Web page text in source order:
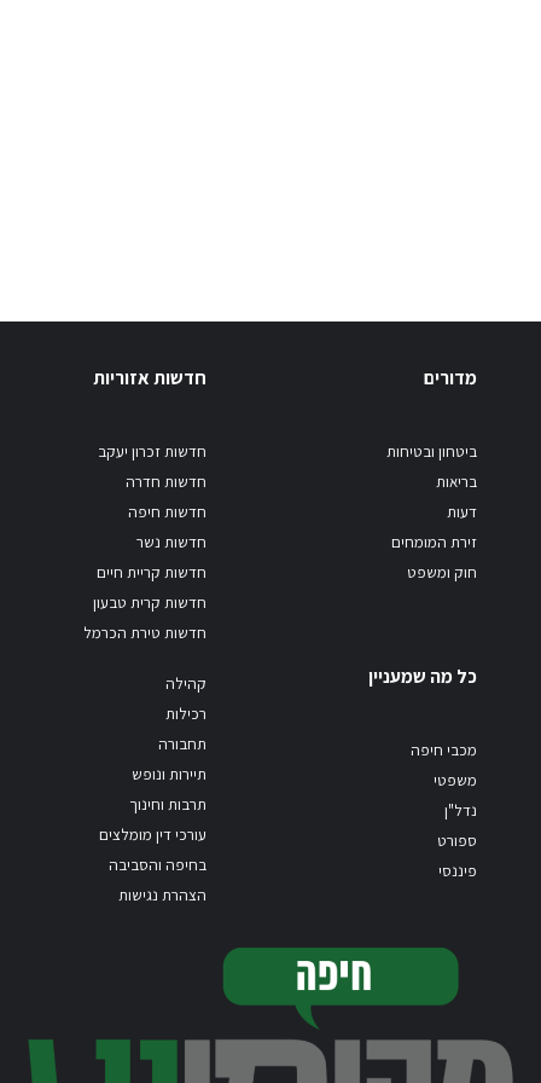
מדורים
ביטחון ובטיחות
בריאות
דעות
זירת המומחים
חוק ומשפט
חדשות אזוריות
חדשות זכרון יעקב
חדשות חדרה
חדשות חיפה
חדשות נשר
חדשות קריית חיים
חדשות קרית טבעון
חדשות טירת הכרמל
כל מה שמעניין
מכבי חיפה
משפטי
נדל"ן
ספורט
פיננסי
קהילה
רכילות
תחבורה
תיירות ונופש
תרבות וחינוך
עורכי דין מומלצים
בחיפה והסביבה
הצהרת נגישות